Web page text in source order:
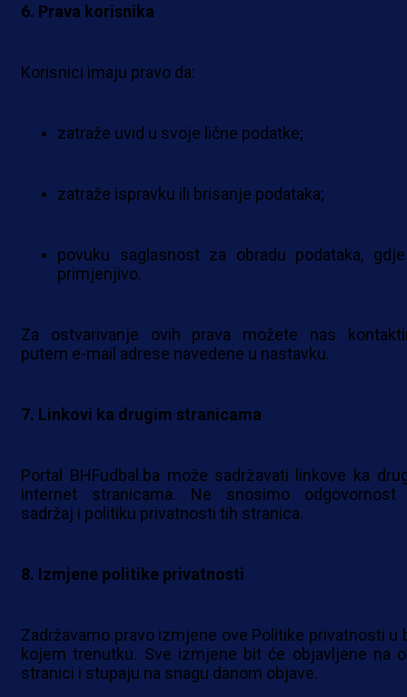
6. Prava korisnika
Korisnici imaju pravo da:
zatraže uvid u svoje lične podatke;
zatraže ispravku ili brisanje podataka;
povuku saglasnost za obradu podataka,
primjenjivo.
Za ostvarivanje ovih prava možete nas
putem e-mail adrese navedene u nastavku.
7. Linkovi ka drugim stranicama
Portal BHFudbal.ba može sadržavati linkove ka
internet stranicama. Ne snosimo odgovornost
sadržaj i politiku privatnosti tih stranica.
8. Izmjene politike privatnosti
Zadržavamo pravo izmjene ove Politike privatnosti u
kojem trenutku. Sve izmjene bit će objavljene na
stranici i stupaju na snagu danom objave.